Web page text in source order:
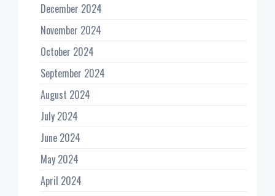
December 2024
November 2024
October 2024
September 2024
August 2024
July 2024
June 2024
May 2024
April 2024